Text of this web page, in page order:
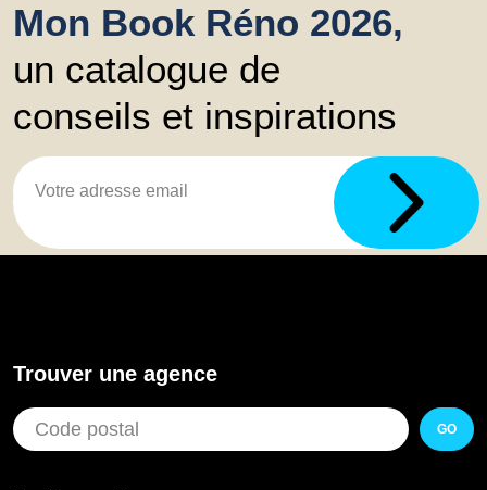
Mon Book Réno 2026,
un catalogue de
conseils et inspirations
Trouver une agence
GO